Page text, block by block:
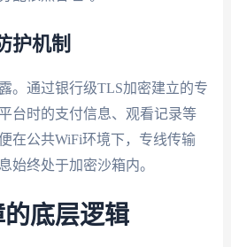
护机制
。通过银行级TLS加密建立的专
台时的支付信息、观看记录等
在公共WiFi环境下，专线传输
始终处于加密沙箱内。
底层逻辑